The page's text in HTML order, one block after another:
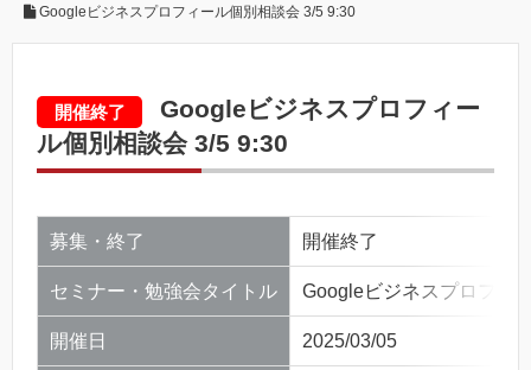
Googleビジネスプロフィール個別相談会 3/5 9:30
開催終了
Googleビジネスプロフィー
ル個別相談会 3/5 9:30
募集・終了 開催終了
セミナー・勉強会タイトル Googleビジネスプロフィ
開催日 2025/03/05